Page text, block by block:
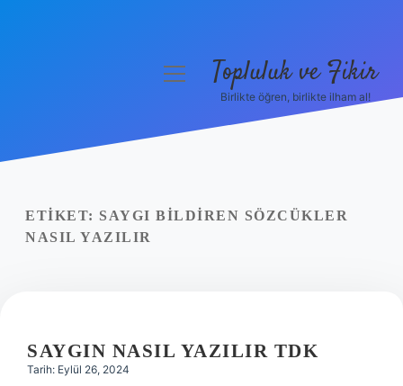
Yasal Uyarı
menüyüTopluluk ve Fikir
Birlikte öğren, birlikte ilham al!
ETIKET: SAYGI BILDIREN SÖZCÜKLER
NASIL YAZILIR
SAYGIN NASIL YAZILIR TDK
Tarih: Eylül 26, 2024